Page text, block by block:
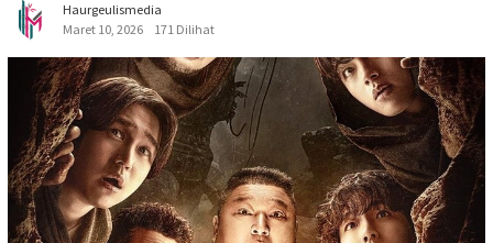
Haurgeulismedia
Maret 10, 2026
171 Dilihat